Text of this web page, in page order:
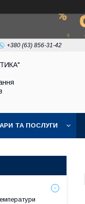
+380 (63) 856-31-42
ТА ПОСЛУГИ